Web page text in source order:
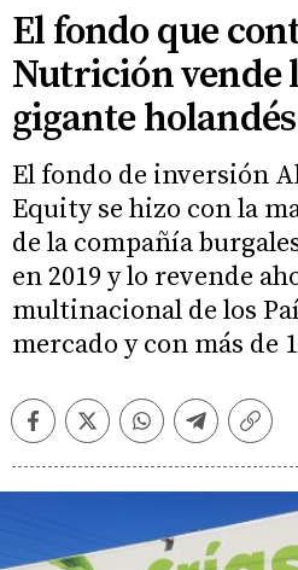
El fondo que
Nutrición vende
gigante
El fondo de inversión
Equity se hizo con la
de la compañía
en 2019 y lo revende
multinacional de los
mercado y con más de
FacebookTwitterWhatsappTelegramCopiar